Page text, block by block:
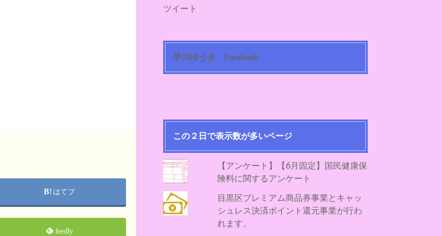
はてブ
feedly
ツイート
芋川ゆうき Facebook
この２日で表示数が多いページ
【アンケート】【6月固定】国民健康保
険料に関するアンケート
目黒区プレミアム商品券事業とキャッ
シュレス決済ポイント還元事業が行わ
れます。